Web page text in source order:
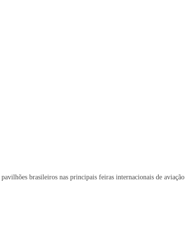
brasileiros nas principais feiras internacionais de aviação